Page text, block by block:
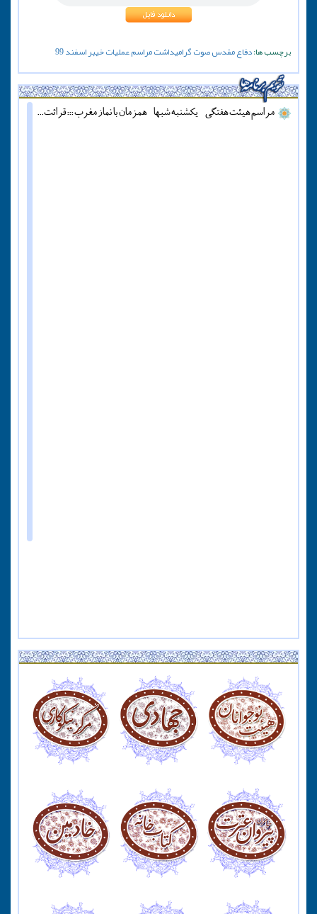
برچسب ها:دفاع مقدسصوتگرامیداشتمراسمعملیاتخیبر اسفند99
مراسم هیئت هفتگی - یکشنبه شبها - همزمان با نماز مغرب ::: قرائت دعای آل یاسین - پنج شنبه ها قبل از اذان مغرب ::: همه روزه نماز جماعت مغرب و عشاء برگزار میشود